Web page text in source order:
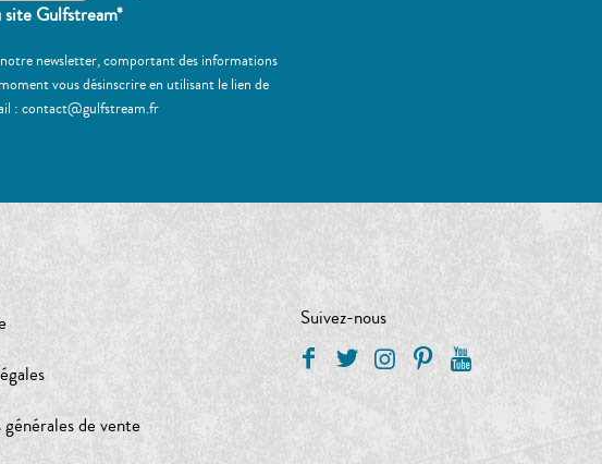
Gulfstream*
newsletter, comportant des informations
vous désinscrire en utilisant le lien de
: contact@gulfstream.fr
de vente
Suivez-nous